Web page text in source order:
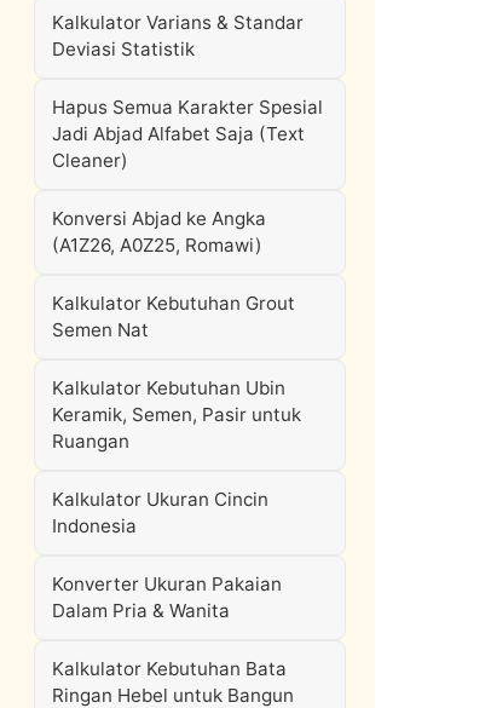
Kalkulator Varians & Standar
Deviasi Statistik
Hapus Semua Karakter Spesial
Jadi Abjad Alfabet Saja (Text
Cleaner)
Konversi Abjad ke Angka
(A1Z26, A0Z25, Romawi)
Kalkulator Kebutuhan Grout
Semen Nat
Kalkulator Kebutuhan Ubin
Keramik, Semen, Pasir untuk
Ruangan
Kalkulator Ukuran Cincin
Indonesia
Konverter Ukuran Pakaian
Dalam Pria & Wanita
Kalkulator Kebutuhan Bata
Ringan Hebel untuk Bangun